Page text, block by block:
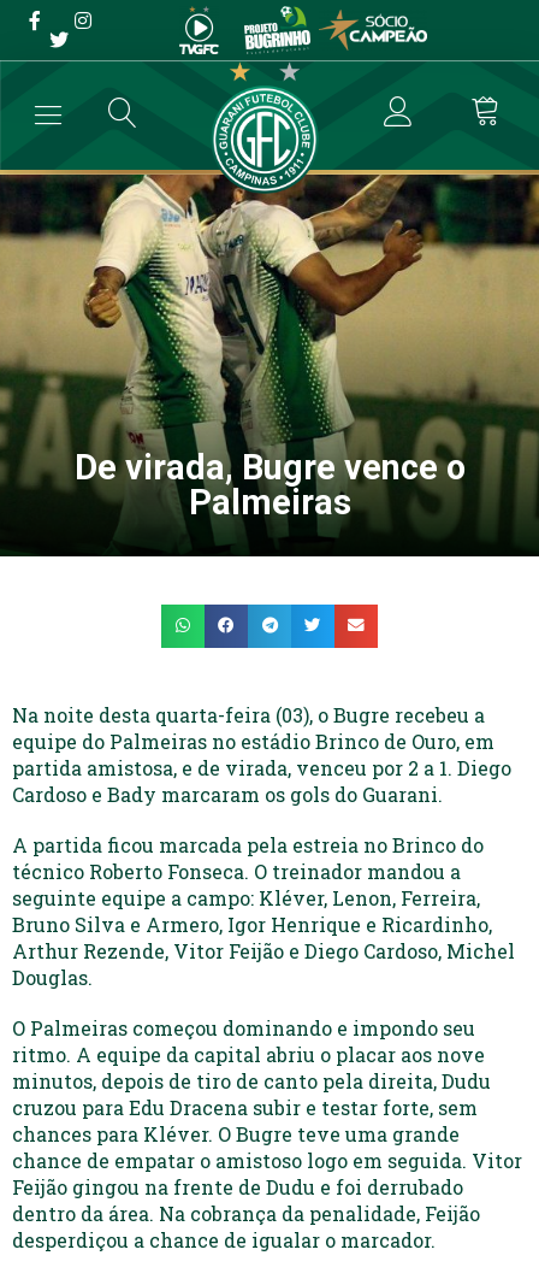
De virada, Bugre vence o
Palmeiras
Futebol Profissional → De virada, Bugre vence o Palmeiras
De virada, Bugre vence o
Palmeiras
Na noite desta quarta-feira (03), o Bugre recebeu a
equipe do Palmeiras no estádio Brinco de Ouro, em
partida amistosa, e de virada, venceu por 2 a 1. Diego
Cardoso e Bady marcaram os gols do Guarani.
A partida ficou marcada pela estreia no Brinco do
técnico Roberto Fonseca. O treinador mandou a
seguinte equipe a campo: Kléver, Lenon, Ferreira,
Bruno Silva e Armero, Igor Henrique e Ricardinho,
Arthur Rezende, Vitor Feijão e Diego Cardoso, Michel
Douglas.
O Palmeiras começou dominando e impondo seu
ritmo. A equipe da capital abriu o placar aos nove
minutos, depois de tiro de canto pela direita, Dudu
cruzou para Edu Dracena subir e testar forte, sem
chances para Kléver. O Bugre teve uma grande
chance de empatar o amistoso logo em seguida. Vitor
Feijão gingou na frente de Dudu e foi derrubado
dentro da área. Na cobrança da penalidade, Feijão
desperdiçou a chance de igualar o marcador.